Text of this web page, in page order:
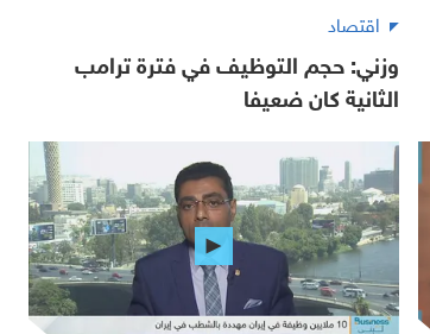
اقتصاد
وزني: حجم التوظيف في فترة ترامب
الثانية كان ضعيفا